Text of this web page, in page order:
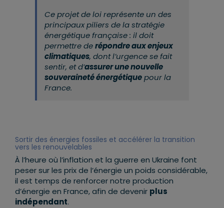
Ce projet de loi représente un des
principaux piliers de la stratégie
énergétique française : il doit
permettre derépondre aux enjeux
climatiques, dont l’urgence se fait
sentir, et d’assurer une nouvelle
souveraineté énergétiquepour la
France.
Sortir des énergies fossiles et accélérer la transition
vers les renouvelables
À l’heure où l’inflation et la guerre en Ukraine font
peser sur les prix de l’énergie un poids considérable,
il est temps de renforcer notre production
d’énergie en France, afin de devenir plus
indépendant.